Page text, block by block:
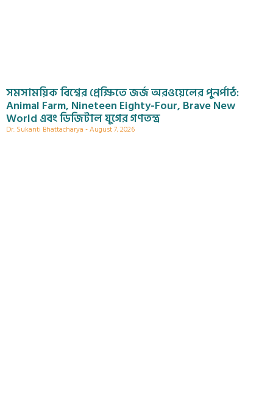
সমসাময়িক বিশ্বের প্রেক্ষিতে জর্জ অরওয়েলের পুনর্পাঠ:
Animal Farm, Nineteen Eighty-Four, Brave New
World এবং ডিজিটাল যুগের গণতন্ত্র
Dr. Sukanti Bhattacharya August 7, 2026